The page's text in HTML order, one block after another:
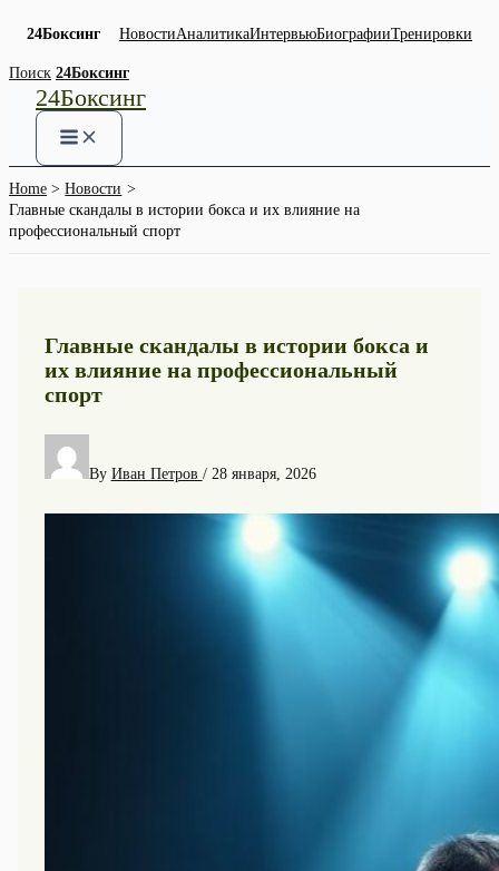
24Боксинг НовостиАналитикаИнтервьюБиографииТренировки
Skip
content
Поиск 24Боксинг
24Боксинг
Home
Новости
Главные скандалы в истории бокса и их влияние на
профессиональный спорт
Главные скандалы в истории бокса и
их влияние на профессиональный
спорт
By Иван Петров / 28 января, 2026